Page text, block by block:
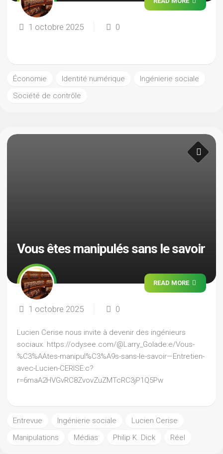
1 octobre 2025 0
Économie Identité numérique
Ingénierie sociale
Société de contrôle
Vous êtes manipulés sans le savoir
READ MORE
1 octobre 2025 0
Lucien Cerise nous invite à devenir des ingénieurs
sociaux. https://odysee.com/@Larry_Golade:e/Vous-
%C3%AAtes-manipul%C3%A9s-sans-le-savoir—Entretien-
avec-Lucien-CERISE:c?
r=6maA2HVGvRC8ZvovZuZMTcRC3jP1Q5Pw
Entrevue Ingénierie sociale
Lucien Cerise
Manipulations
Médias Philip K. Dick Réel